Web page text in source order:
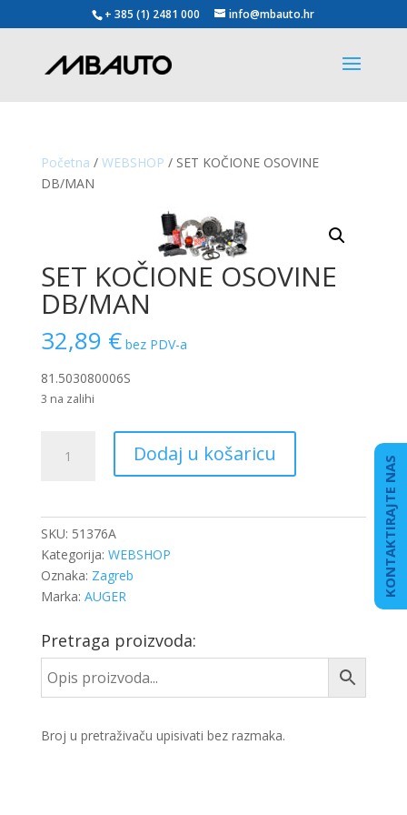
+ 385 (1) 2481 000 info@mbauto.hr
Početna / WEBSHOP / SET KOČIONE OSOVINE
DB/MAN
SET KOČIONE OSOVINE
DB/MAN
32,89 € bez PDV-a
81.503080006S
3 na zalihi
KOČIONE
Dodaj u košaricu
SKU: 51376A
Kategorija: WEBSHOP
Oznaka: Zagreb
Marka: AUGER
Pretraga proizvoda:
Broj u pretraživaču upisivati bez razmaka.
KONTAKTIRAJTE NAS